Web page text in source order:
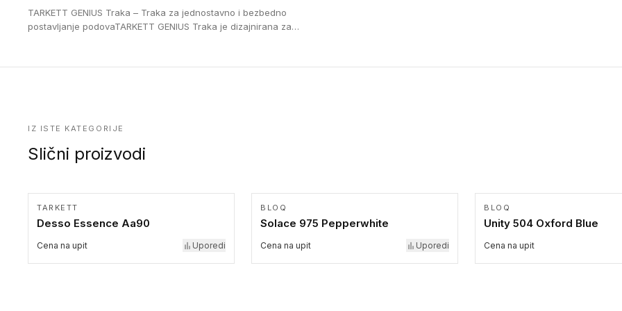
16 cm. Poste i verzije od aluminijuma za oblasti pod visokim
opterećenjem. Postavljaju se na postojeći pod. Veoma su
TARKETT GENIUS Traka – Traka za jednostavno i bezbedno
postavljanje podovaTARKETT GENIUS Traka je dizajnirana za
IZ ISTE KATEGORIJE
Slični proizvodi
TARKETT
Desso Essence Aa90
Cena na upit Uporedi
BLOQ
Solace 975 Pepperwhite
Cena na upit Uporedi
BLOQ
Unity 504 Oxford Blue
Cena na upit